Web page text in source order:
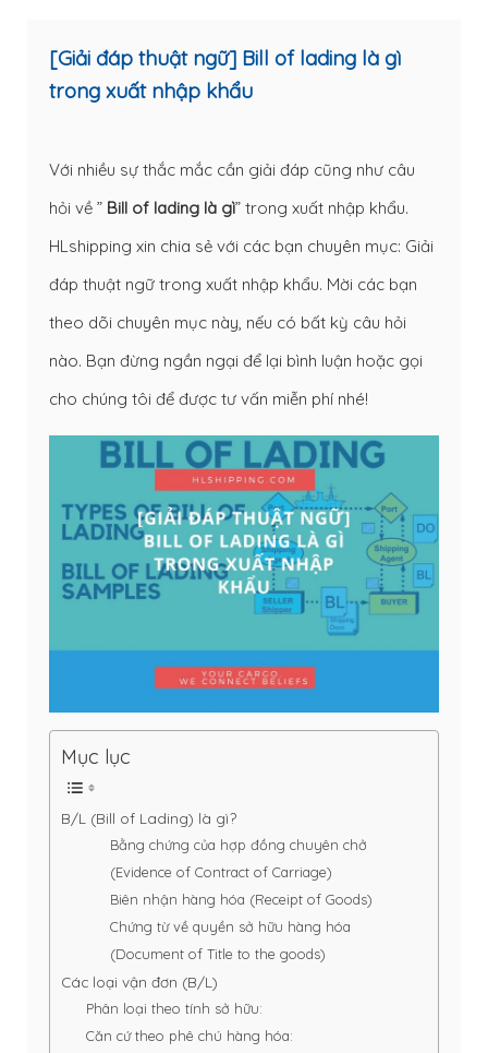
[Giải đáp thuật ngữ] Bill of lading là gì
trong xuất nhập khẩu
Với nhiều sự thắc mắc cần giải đáp cũng như câu
hỏi về ” Bill of lading là gì” trong xuất nhập khẩu.
HLshipping xin chia sẻ với các bạn chuyên mục: Giải
đáp thuật ngữ trong xuất nhập khẩu. Mời các bạn
theo dõi chuyên mục này, nếu có bất kỳ câu hỏi
nào. Bạn đừng ngần ngại để lại bình luận hoặc gọi
cho chúng tôi để được tư vấn miễn phí nhé!
Mục lục
B/L (Bill of Lading) là gì?
Bằng chứng của hợp đồng chuyên chở
(Evidence of Contract of Carriage)
Biên nhận hàng hóa (Receipt of Goods)
Chứng từ về quyền sở hữu hàng hóa
(Document of Title to the goods)
Các loại vận đơn (B/L)
Phân loại theo tính sở hữu:
Căn cứ theo phê chú hàng hóa: